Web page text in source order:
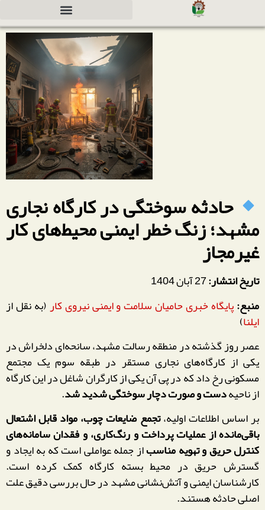
حادثه سوختگی در کارگاه نجاری
مشهد؛ زنگ خطر ایمنی محیط‌های کار
غیرمجاز
تاریخ انتشار:
منبع:پایگاه خبری حامیان سلامت و ایمنی نیروی کار(به نقل از
ایلنا)
عصر روز گذشته در منطقه رسالت مشهد، سانحه‌ای دلخراش در
یکی از کارگاه‌های نجاری مستقر در طبقه سوم یک مجتمع
مسکونی رخ داد که در پی آن یکی از کارگران شاغل در این کارگاه
از ناحیهدست و صورت دچار سوختگی شدید شد.
بر اساس اطلاعات اولیه،تجمع ضایعات چوب، مواد قابل اشتعال
باقی‌مانده از عملیات پرداخت و رنگ‌کاری، و فقدان سامانه‌های
کنترل حریق و تهویه مناسباز جمله عواملی است که به ایجاد و
گسترش حریق در محیط بسته کارگاه کمک کرده است.
کارشناسان ایمنی و آتش‌نشانی مشهد در حال بررسی دقیق علت
اصلی حادثه هستند.